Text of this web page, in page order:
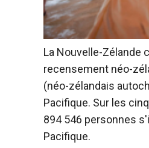
La Nouvelle-Zélande
recensement néo-
(néo-zélandais
Pacifique. Sur les
894 546 personnes
Pacifique.